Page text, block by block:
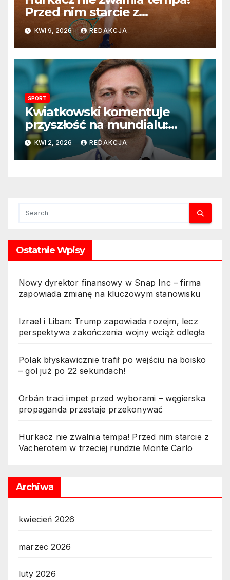
Przed nim starcie z
Vacherotem w trzeciej
rundzie Monte Carlo
KWI 9, 2026 REDAKCJA
SPORT
Kwiatkowski komentuje
przyszłość na mundialu:
„Rozważamy rezygnację”
KWI 2, 2026 REDAKCJA
Ostatnie Wpisy
Nowy dyrektor finansowy w Snap Inc – firma
zapowiada zmianę na kluczowym stanowisku
Izrael i Liban: Trump zapowiada rozejm, lecz
perspektywa zakończenia wojny wciąż odległa
Polak błyskawicznie trafił po wejściu na boisko
– gol już po 22 sekundach!
Orbán traci impet przed wyborami – węgierska
propaganda przestaje przekonywać
Hurkacz nie zwalnia tempa! Przed nim starcie z
Vacherotem w trzeciej rundzie Monte Carlo
Archiwa
kwiecień 2026
marzec 2026
luty 2026